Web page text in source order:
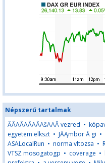
Népszerű tartalmak
ĂÂÄÂÄÂÄÂÄšÄÄÂ vezred •
egyetem elkszt • JĂĄmbor Ă gi •
ASALocalRun • norma vltozsa •
VTSZ mosogatogp • coverage •